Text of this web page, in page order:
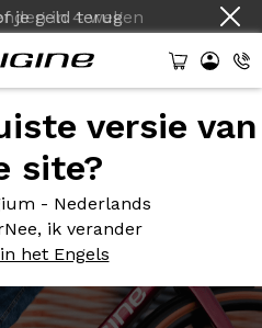
je geld terug
in4 weken
versie van
site?
- Nederlands
Nee, ik verander
het Engels